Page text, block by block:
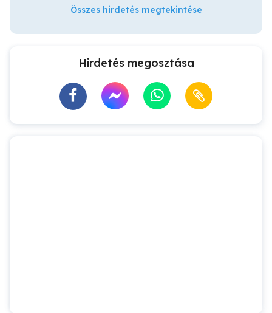
Összes hirdetés megtekintése
Hirdetés megosztása